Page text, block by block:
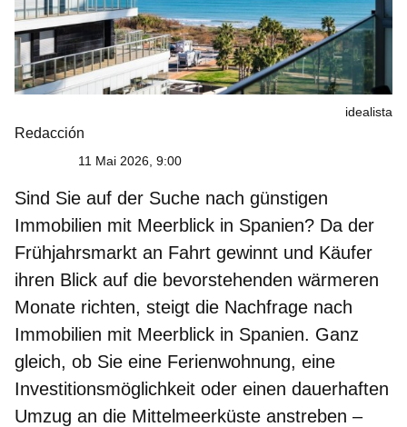
idealista
Redacción
11 Mai 2026, 9:00
Sind Sie auf der Suche nach günstigen
Immobilien mit Meerblick in Spanien? Da der
Frühjahrsmarkt an Fahrt gewinnt und Käufer
ihren Blick auf die bevorstehenden wärmeren
Monate richten, steigt die Nachfrage nach
Immobilien mit Meerblick in Spanien. Ganz
gleich, ob Sie eine Ferienwohnung, eine
Investitionsmöglichkeit oder einen dauerhaften
Umzug an die Mittelmeerküste anstreben –